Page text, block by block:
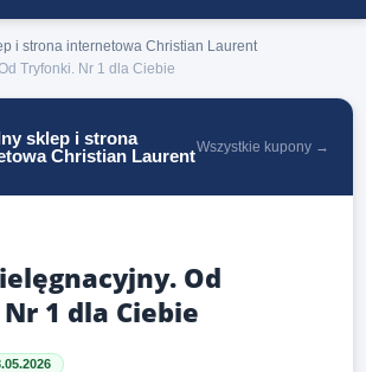
i strona internetowa Christian Laurent
Tryfonki. Nr 1 dla Ciebie
sklep i strona
Christian LaurentWszystkie kupony →
Od
1 dla Ciebie